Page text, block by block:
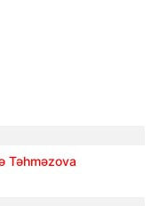
Təhməzova